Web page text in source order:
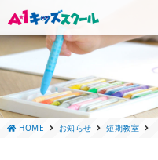
HOME お知らせ 短期教室